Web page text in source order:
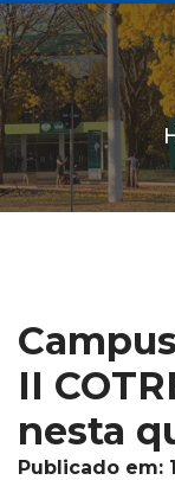
II
nesta
Publicado em: